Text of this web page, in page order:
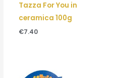
Tazza For You in
ceramica 100g
€7.40